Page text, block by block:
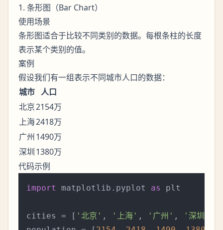
1. 条形图（Bar Chart）
使用场景
条形图适合于比较不同类别的数据。每根条柱的长度
表示某个类别的值。
案例
假设我们有一组表示不同城市人口的数据：
城市 人口
北京2154万
上海2418万
广州1490万
深圳1380万
代码示例
import matplotlib.pyplot as plt
cities = [ '北京' , '上海' , '广州' , '深圳'